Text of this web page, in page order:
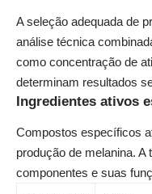
A seleção adequada de
análise técnica
como concentração de
determinam resultados
Ingredientes ativos
Compostos específicos
produção de melanina.
componentes e suas